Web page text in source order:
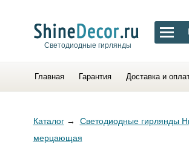
Светодиодные гирлянды
Главная Гарантия Доставка и
Каталог→ Светодиодные гирлянды
мерцающая